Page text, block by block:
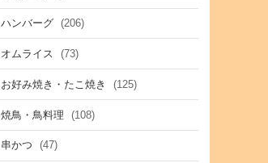
ハンバーグ (206)
オムライス (73)
お好み焼き・たこ焼き (125)
焼鳥・鳥料理 (108)
串かつ (47)